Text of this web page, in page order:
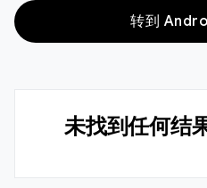
转到
未找到任何结果